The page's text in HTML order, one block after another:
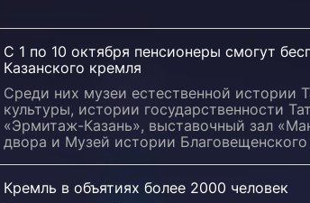
С 1 по 10 октября пенсионеры смогут
Казанского кремля
Среди них музеи естественной истории
культуры, истории государственности
«Эрмитаж-Казань», выставочный зал
двора и Музей истории Благовещенского
Кремль в объятиях более 2000 человек